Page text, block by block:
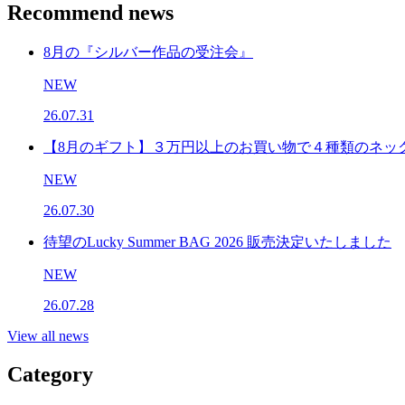
Recommend news
8月の『シルバー作品の受注会』
NEW
26.07.31
【8月のギフト】３万円以上のお買い物で４種類のネ
NEW
26.07.30
待望のLucky Summer BAG 2026 販売決定いたしました
NEW
26.07.28
View all news
Category